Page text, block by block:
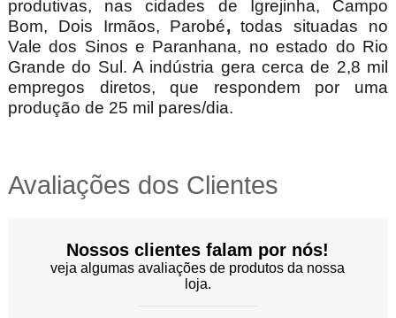
produtivas, nas cidades de Igrejinha, Campo
Bom, Dois Irmãos, Parobé, todas situadas no
Vale dos Sinos e Paranhana, no estado do Rio
Grande do Sul. A indústria gera cerca de 2,8 mil
empregos diretos, que respondem por uma
produção de 25 mil pares/dia.
Avaliações dos Clientes
Nossos clientes falam por nós!
veja algumas avaliações de produtos da nossa
loja.